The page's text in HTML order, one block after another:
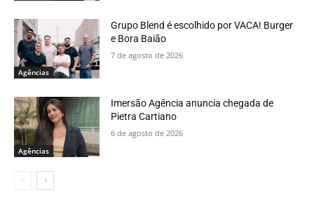
Agências
Grupo Blend é escolhido por VACA! Burger
e Bora Baião
7 de agosto de 2026
Agências
Imersão Agência anuncia chegada de
Pietra Cartiano
6 de agosto de 2026